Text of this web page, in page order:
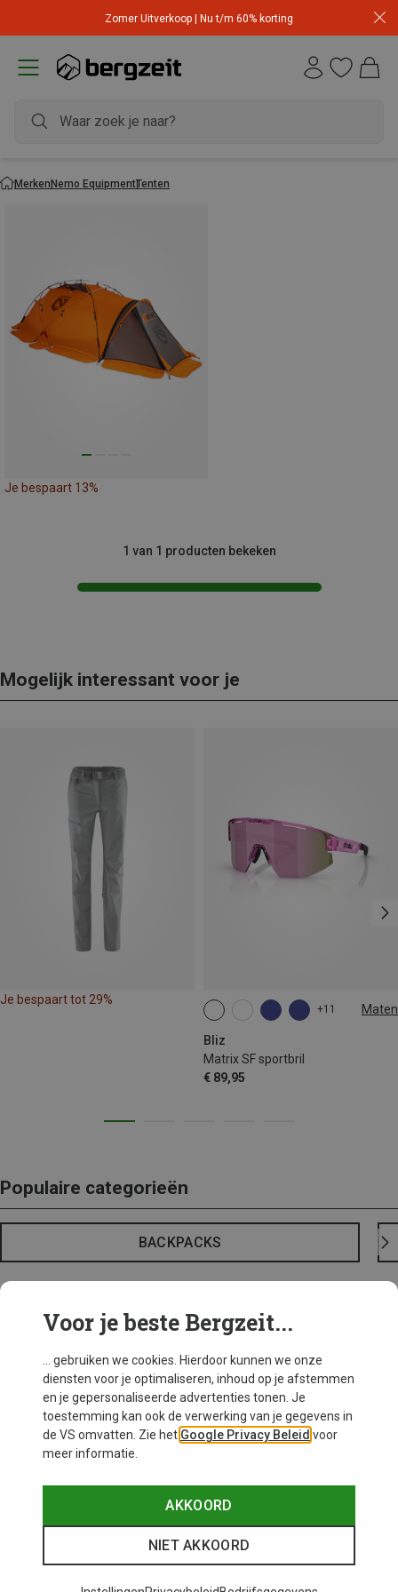
Zomer Uitverkoop | Nu t/m 60% korting
MerkenNemo EquipmentTenten
Je bespaart 13%
1 van 1 producten bekeken
Mogelijk interessant voor je
Je bespaart tot 29%
+11 Maten
Bliz
Matrix SF sportbril
€ 89,95
ONE SIZE
Populaire categorieën
BACKPACKS
Voor je beste Bergzeit...
... gebruiken we cookies. Hierdoor kunnen we onze
diensten voor je optimaliseren, inhoud op je afstemmen
en je gepersonaliseerde advertenties tonen. Je
toestemming kan ook de verwerking van je gegevens in
de VS omvatten. Zie het Google Privacy Beleid voor
meer informatie.
AKKOORD
NIET AKKOORD